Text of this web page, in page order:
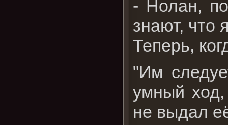
- Нолан,
знают, что
Теперь,
"Им
умный ход,
не выдал